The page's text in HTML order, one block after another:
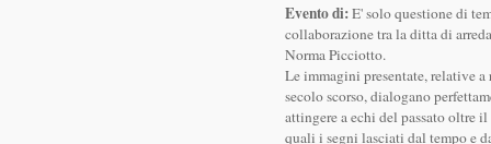
Evento di:E' solo questione di
collaborazione tra la ditta di
Norma Picciotto.
Le immagini presentate, relative
secolo scorso, dialogano
attingere a echi del passato oltre
quali i segni lasciati dal tempo e